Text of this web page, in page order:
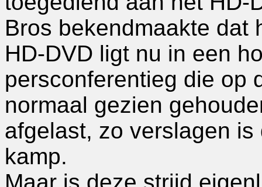
Bros bekendmaakte dat
HD-DVD ligt nu in een
persconferentieg die op
normaal gezien
afgelast, zo verslagen
kamp.